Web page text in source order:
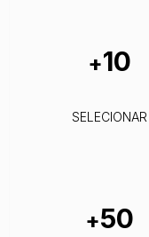
+10
SELECIONAR
+50